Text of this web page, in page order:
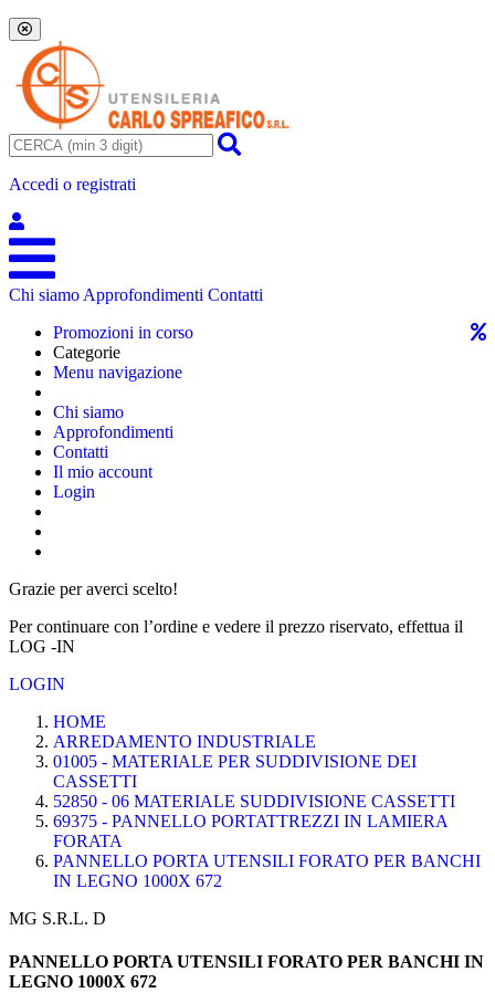
Accedi o registrati
Chi siamo Approfondimenti Contatti
Promozioni in corso
Categorie
Menu navigazione
Chi siamo
Approfondimenti
Contatti
Il mio account
Login
Grazie per averci scelto!
Per continuare con l’ordine e vedere il prezzo riservato, effettua il
LOG -IN
LOGIN
HOME
ARREDAMENTO INDUSTRIALE
01005 - MATERIALE PER SUDDIVISIONE DEI
CASSETTI
52850 - 06 MATERIALE SUDDIVISIONE CASSETTI
69375 - PANNELLO PORTATTREZZI IN LAMIERA
FORATA
PANNELLO PORTA UTENSILI FORATO PER BANCHI
IN LEGNO 1000X 672
MG S.R.L. D
PANNELLO PORTA UTENSILI FORATO PER BANCHI IN
LEGNO 1000X 672